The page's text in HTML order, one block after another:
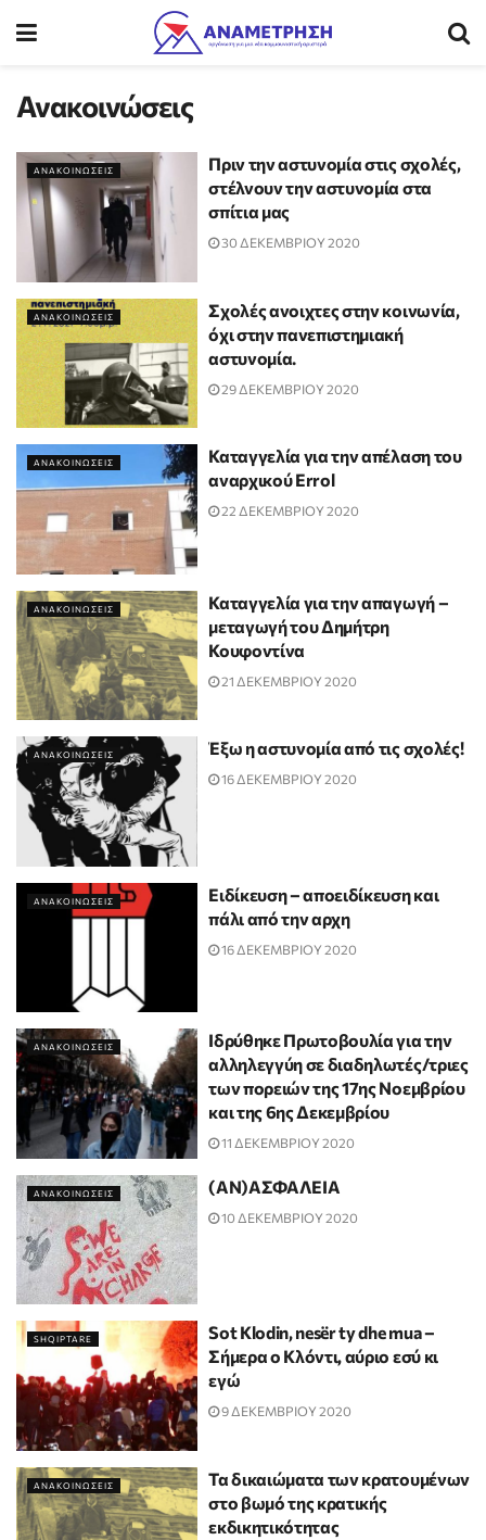
Ανακοινώσεις
ΑΝΑΚΟΙΝΩΣΕΙΣ
Πριν την αστυνομία στις σχολές,
στέλνουν την αστυνομία στα
σπίτια μας
30 ΔΕΚΕΜΒΡΙΟΥ 2020
ΑΝΑΚΟΙΝΩΣΕΙΣ
Σχολές ανοιχτες στην κοινωνία,
όχι στην πανεπιστημιακή
αστυνομία.
29 ΔΕΚΕΜΒΡΙΟΥ 2020
ΑΝΑΚΟΙΝΩΣΕΙΣ
Καταγγελία για την απέλαση του
αναρχικού Errol
22 ΔΕΚΕΜΒΡΙΟΥ 2020
ΑΝΑΚΟΙΝΩΣΕΙΣ
Καταγγελία για την απαγωγή –
μεταγωγή του Δημήτρη
Κουφοντίνα
21 ΔΕΚΕΜΒΡΙΟΥ 2020
ΑΝΑΚΟΙΝΩΣΕΙΣ Έξω η αστυνομία από τις σχολές!
16 ΔΕΚΕΜΒΡΙΟΥ 2020
ΑΝΑΚΟΙΝΩΣΕΙΣ
Ειδίκευση – αποειδίκευση και
πάλι από την αρχη
16 ΔΕΚΕΜΒΡΙΟΥ 2020
ΑΝΑΚΟΙΝΩΣΕΙΣ
Ιδρύθηκε Πρωτοβουλία για την
αλληλεγγύη σε διαδηλωτές/τριες
των πορειών της 17ης Νοεμβρίου
και της 6ης Δεκεμβρίου
11 ΔΕΚΕΜΒΡΙΟΥ 2020
ΑΝΑΚΟΙΝΩΣΕΙΣ (ΑΝ)ΑΣΦΑΛΕΙΑ
10 ΔΕΚΕΜΒΡΙΟΥ 2020
SHQIPTARE
Sot Klodin, nesër ty dhe mua –
Σήμερα ο Κλόντι, αύριο εσύ κι
εγώ
9 ΔΕΚΕΜΒΡΙΟΥ 2020
ΑΝΑΚΟΙΝΩΣΕΙΣ
Τα δικαιώματα των κρατουμένων
στο βωμό της κρατικής
εκδικητικότητας